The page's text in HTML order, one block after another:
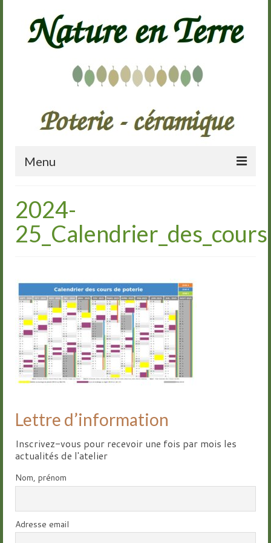
Menu
Présentation
Galerie
Groupes
Livre d’or
Contact
2024-
25_Calendrier_des_cours
Lettre d’information
Inscrivez-vous pour recevoir une fois par mois les
actualités de l'atelier
Nom, prénom
Adresse email